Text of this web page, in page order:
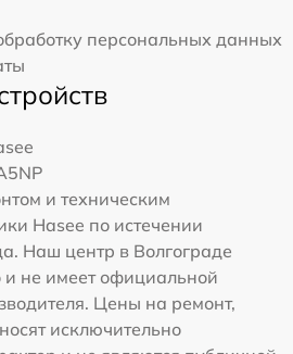
персональных данных
и техническим
Hasee по истечении
Наш центр в Волгограде
и не имеет официальной
Цены на ремонт,
исключительно